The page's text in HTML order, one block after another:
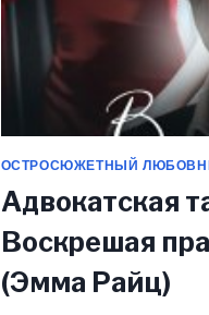
ОСТРОСЮЖЕТНЫЙ
Адвокатская
Воскрешая
(Эмма Райц)